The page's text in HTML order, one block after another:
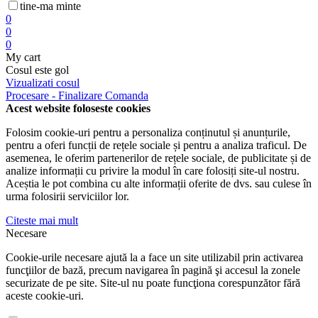
tine-ma minte
0
0
0
My cart
Cosul este gol
Vizualizati cosul
Procesare - Finalizare Comanda
Acest website foloseste cookies
Folosim cookie-uri pentru a personaliza conținutul și anunțurile,
pentru a oferi funcții de rețele sociale și pentru a analiza traficul. De
asemenea, le oferim partenerilor de rețele sociale, de publicitate și de
analize informații cu privire la modul în care folosiți site-ul nostru.
Aceștia le pot combina cu alte informații oferite de dvs. sau culese în
urma folosirii serviciilor lor.
Citeste mai mult
Necesare
Cookie-urile necesare ajută la a face un site utilizabil prin activarea
funcţiilor de bază, precum navigarea în pagină şi accesul la zonele
securizate de pe site. Site-ul nu poate funcţiona corespunzător fără
aceste cookie-uri.